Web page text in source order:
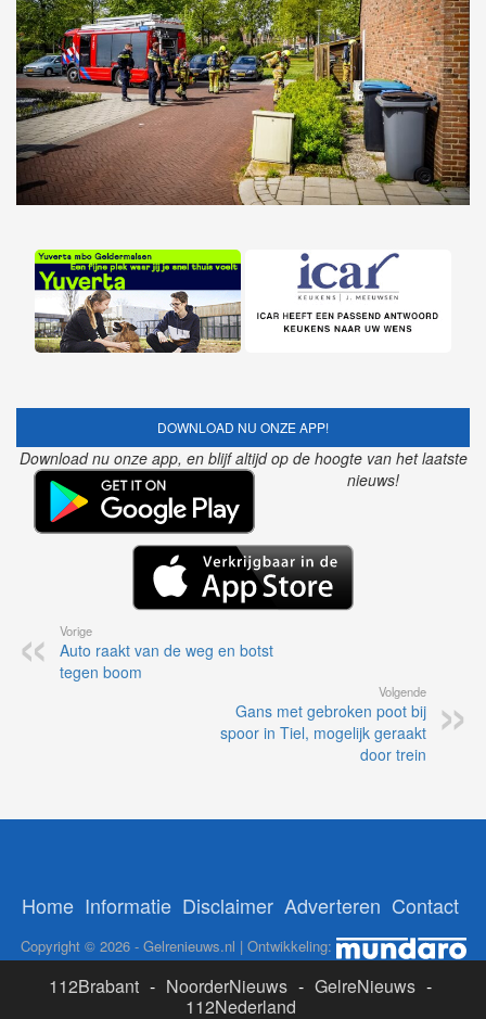
DOWNLOAD NU ONZE APP!
Download nu onze app, en blijf altijd op de hoogte van het laatste
nieuws!
Vorige
Auto raakt van de weg en botst
tegen boom
Volgende
Gans met gebroken poot bij
spoor in Tiel, mogelijk geraakt
door trein
Home Informatie Disclaimer Adverteren Contact
Copyright © 2026 - Gelrenieuws.nl | Ontwikkeling:
112Brabant - NoorderNieuws - GelreNieuws -
112Nederland